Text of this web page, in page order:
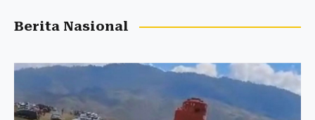
Berita Nasional